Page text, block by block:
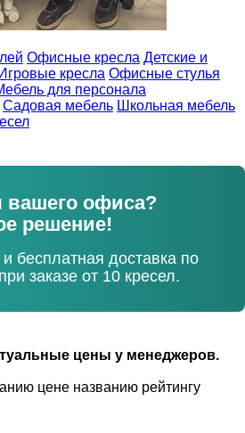
Офисные кресла Детские и
Игровые кресла Офисные стулья
для персонала
Садовая мебель Школьная мебель
вашего офиса?
решение!
бесплатная доставка по
заказе от 10 кресел.
цены у менеджеров.
цене названию рейтингу